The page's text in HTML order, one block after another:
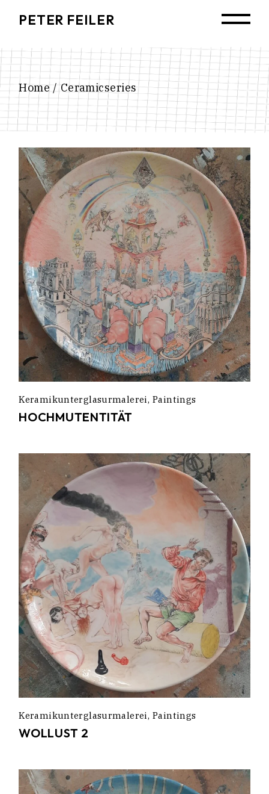
PETER FEILER
Home Ceramicseries
Keramikunterglasurmalerei Paintings
HOCHMUTENTITÄT
Keramikunterglasurmalerei Paintings
WOLLUST 2